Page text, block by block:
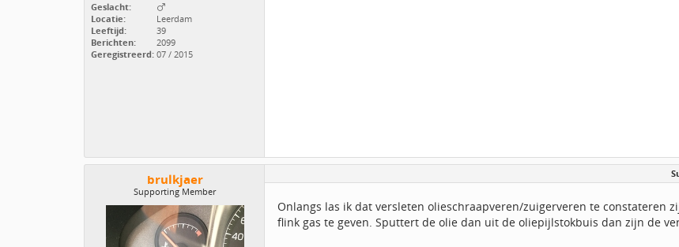
Geslacht:
Locatie:
Leerdam
Leeftijd:
39
Berichten:
2099
Geregistreerd: 07 / 2015
brulkjaer
Supporting Member
Onlangs las ik dat versleten olieschraapveren/zuigerveren te constateren
flink gas te geven. Sputtert de olie dan uit de oliepijlstokbuis dan zijn de